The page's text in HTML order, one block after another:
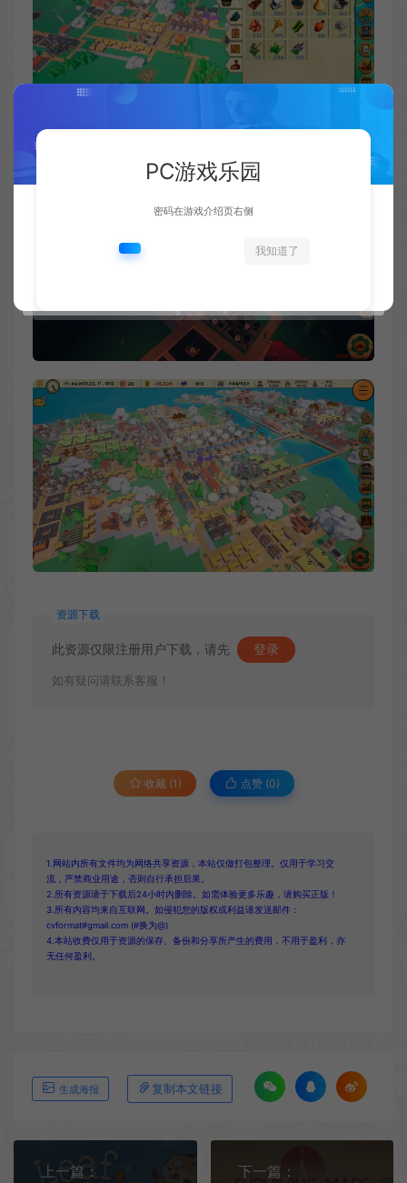
资源下载
此资源仅限注册用户下载，请先 登录
如有疑问请联系客服！
收藏 (1) 点赞 (0)
1.网站内所有文件均为网络共享资源，本站仅做打包整理。仅用于学习交
流，严禁商业用途，否则自行承担后果。
2.所有资源请于下载后24小时内删除。如需体验更多乐趣，请购买正版！
3.所有内容均来自互联网。如侵犯您的版权或利益请发送邮件：
cvformat#gmail.com (#换为@)
4.本站收费仅用于资源的保存、备份和分享所产生的费用，不用于盈利，亦
无任何盈利。
生成海报 复制本文链接
上一篇：
下一篇：
PC游戏乐园
密码在游戏介绍页右侧
我知道了